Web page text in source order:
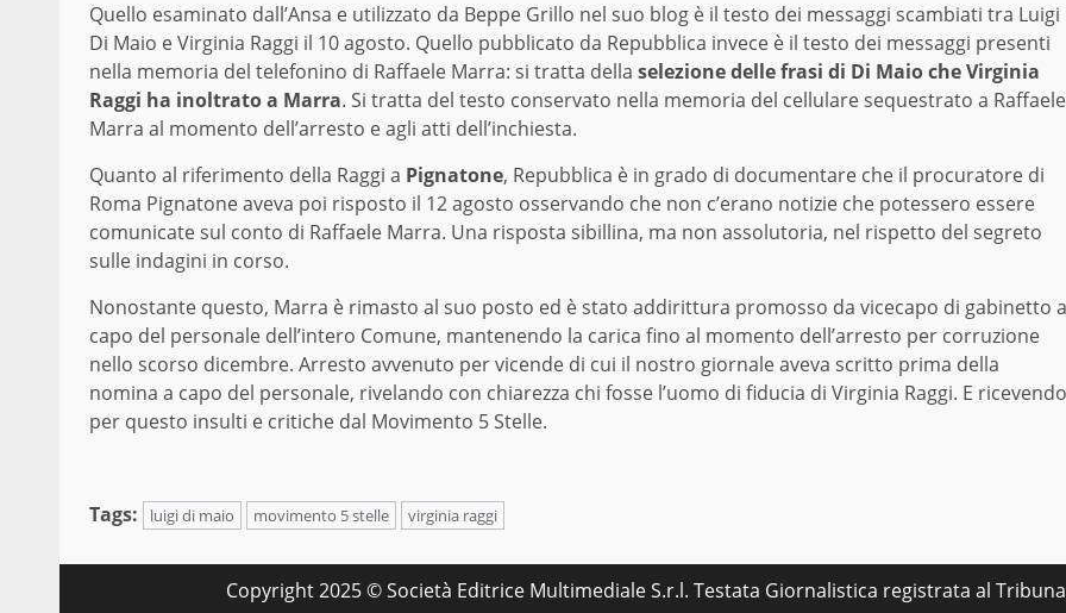
Quello esaminato dall’Ansa e utilizzato da Beppe Grillo nel suo blog è il testo dei messaggi scambiati tra Luigi
Di Maio e Virginia Raggi il 10 agosto. Quello pubblicato da Repubblica invece è il testo dei messaggi presenti
nella memoria del telefonino di Raffaele Marra: si tratta della selezione delle frasi di Di Maio che Virginia
Raggi ha inoltrato a Marra. Si tratta del testo conservato nella memoria del cellulare sequestrato a Raffaele
Marra al momento dell’arresto e agli atti dell’inchiesta.
Quanto al riferimento della Raggi a Pignatone, Repubblica è in grado di documentare che il procuratore di
Roma Pignatone aveva poi risposto il 12 agosto osservando che non c’erano notizie che potessero essere
comunicate sul conto di Raffaele Marra. Una risposta sibillina, ma non assolutoria, nel rispetto del segreto
sulle indagini in corso.
Nonostante questo, Marra è rimasto al suo posto ed è stato addirittura promosso da vicecapo di gabinetto a
capo del personale dell’intero Comune, mantenendo la carica fino al momento dell’arresto per corruzione
nello scorso dicembre. Arresto avvenuto per vicende di cui il nostro giornale aveva scritto prima della
nomina a capo del personale, rivelando con chiarezza chi fosse l’uomo di fiducia di Virginia Raggi. E ricevendo
per questo insulti e critiche dal Movimento 5 Stelle.
Tags: luigi di maio movimento 5 stelle virginia raggi
Copyright 2025 © Società Editrice Multimediale S.r.l. Testata Giornalistica registrata al